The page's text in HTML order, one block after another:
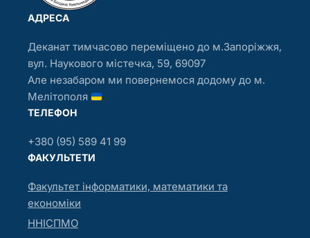
АДРЕСА
Деканат тимчасово переміщено до м.Запоріжжя,
вул. Наукового містечка, 59, 69097
Але незабаром ми повернемося додому до м.
Мелітополя
ТЕЛЕФОН
+380 (95) 589 41 99
ФАКУЛЬТЕТИ
Факультет інформатики, математики та
економіки
ННІСПМО